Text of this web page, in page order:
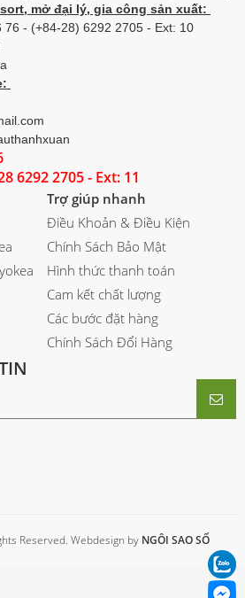
mở đại lý, gia công sản xuất:
76 - (+84-28) 6292 2705 - Ext: 10
6292 2705 - Ext: 11
Trợ giúp nhanh
Điều Khoản & Điều Kiện
Chính Sách Bảo Mật
Hình thức thanh toán
Cam kết chất lượng
Các bước đặt hàng
Chính Sách Đổi Hàng
Reserved. Webdesign by NGÔI SAO SỐ